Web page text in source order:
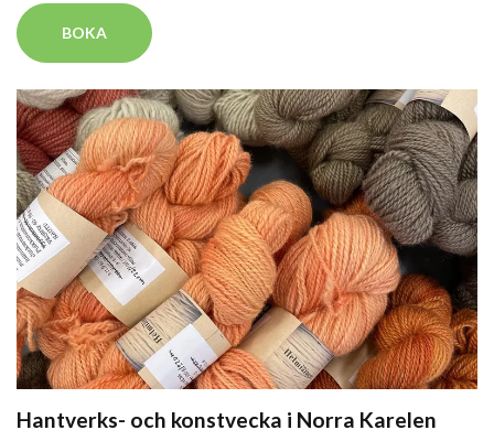
BOKA
Hantverks- och konstvecka i Norra Karelen